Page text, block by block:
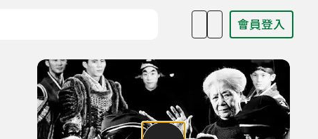
會員登入